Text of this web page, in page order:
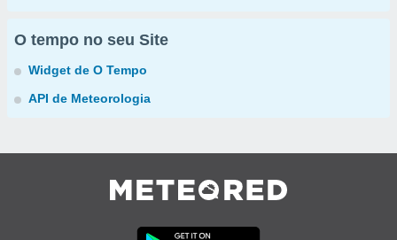
O tempo no seu Site
Widget de O Tempo
API de Meteorologia